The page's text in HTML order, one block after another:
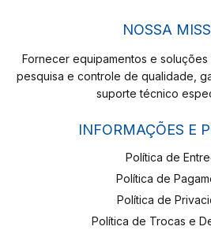
NOSSA
Fornecer equipamentos e
pesquisa e controle de qualidade,
suporte técnico
INFORMAÇÕES E
Política de
Política de
Política de
Política de Trocas e